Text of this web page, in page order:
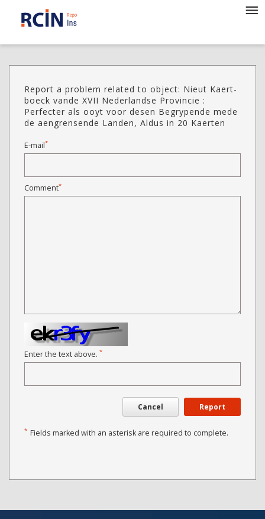
Report a problem related to object: Nieut Kaert-
boeck vande XVII Nederlandse Provincie :
Perfecter als ooyt voor desen Begrypende mede
de aengrensende Landen, Aldus in 20 Kaerten
E-mail*
Comment*
Enter the text above. *
Cancel Report
* Fields marked with an asterisk are required to complete.